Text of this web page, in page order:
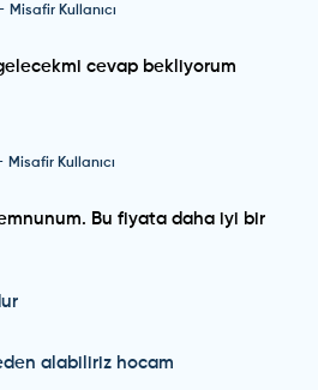
Misafir Kullanıcı
cevap bekliyorum
Misafir Kullanıcı
Bu fiyata daha iyi bir
alabiliriz hocam